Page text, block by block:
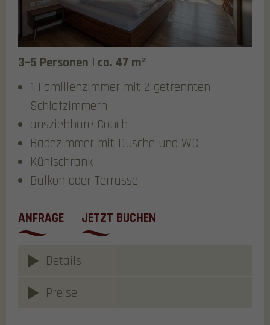
3–5 Personen | ca. 47 m²
1 Familienzimmer mit 2 getrennten
Schlafzimmern
ausziehbare Couch
Badezimmer mit Dusche und WC
Kühlschrank
Balkon oder Terrasse
ANFRAGE JETZT BUCHEN
Details
Preise